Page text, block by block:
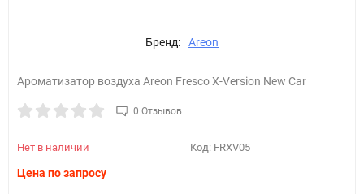
Бренд: Areon
Ароматизатор воздуха Areon Fresco X-Version New Car
0 Отзывов
Нет в наличии Код: FRXV05
Цена по запросу